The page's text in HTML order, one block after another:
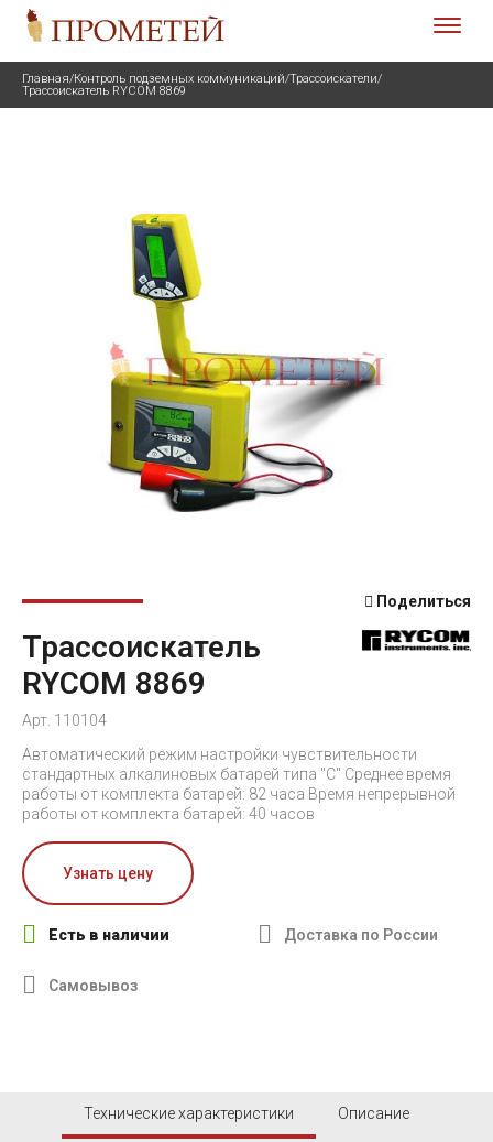
Главная/Контроль подземных коммуникаций/Трассоискатели/
Трассоискатель RYCOM 8869
Поделиться
Трассоискатель
RYCOM 8869
Арт. 110104
Автоматический режим настройки чувствительности
стандартных алкалиновых батарей типа "С" Среднее время
работы от комплекта батарей: 82 часа Время непрерывной
работы от комплекта батарей: 40 часов
Узнать цену
Есть в наличии Доставка по России
Самовывоз
Технические характеристики Описание